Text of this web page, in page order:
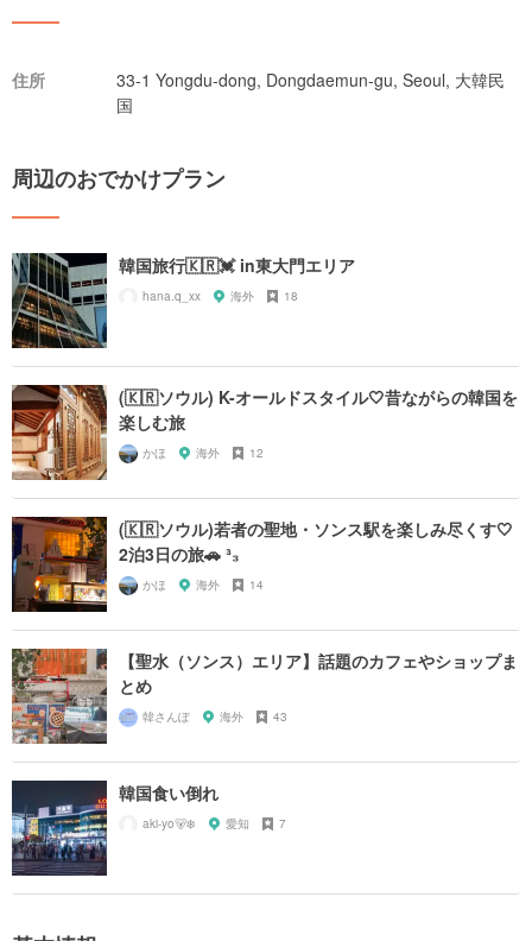
住所
33-1 Yongdu-dong, Dongdaemun-gu, Seoul, 大韓民
国
周辺のおでかけプラン
韓国旅行🇰🇷💓 in東大門エリア
hana.q_xx 海外 18
(🇰🇷ソウル) K-オールドスタイル🤍昔ながらの韓国を
楽しむ旅
かほ 海外 12
(🇰🇷ソウル)若者の聖地・ソンス駅を楽しみ尽くす🤍
2泊3日の旅🚗 ³₃
かほ 海外 14
【聖水（ソンス）エリア】話題のカフェやショップま
とめ
韓さんぽ 海外 43
韓国食い倒れ
aki-yo🐻‍❄️ 愛知 7